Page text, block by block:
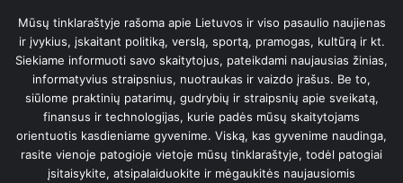
Mūsų tinklaraštyje rašoma apie Lietuvos ir viso pasaulio naujienas
ir įvykius, įskaitant politiką, verslą, sportą, pramogas, kultūrą ir kt.
Siekiame informuoti savo skaitytojus, pateikdami naujausias žinias,
informatyvius straipsnius, nuotraukas ir vaizdo įrašus. Be to,
siūlome praktinių patarimų, gudrybių ir straipsnių apie sveikatą,
finansus ir technologijas, kurie padės mūsų skaitytojams
orientuotis kasdieniame gyvenime. Viską, kas gyvenime naudinga,
rasite vienoje patogioje vietoje mūsų tinklaraštyje, todėl patogiai
įsitaisykite, atsipalaiduokite ir mėgaukitės naujausiomis